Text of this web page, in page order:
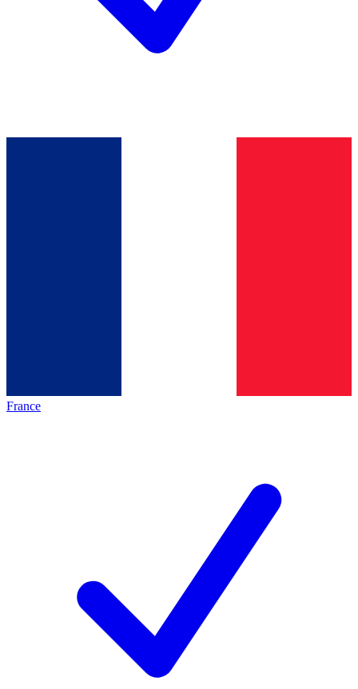
France